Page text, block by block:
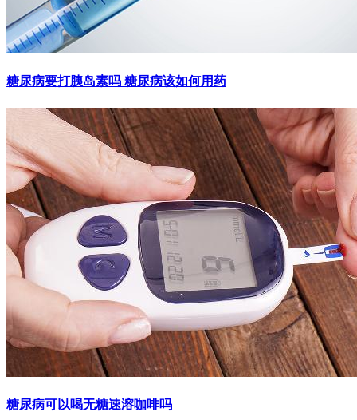
糖尿病要打胰岛素吗 糖尿病该如何用药
糖尿病可以喝无糖速溶咖啡吗